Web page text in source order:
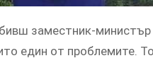
заместник-министър
един от проблемите.